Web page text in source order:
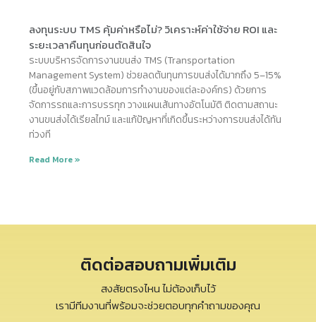
ลงทุนระบบ TMS คุ้มค่าหรือไม่? วิเคราะห์ค่าใช้จ่าย ROI และ
ระยะเวลาคืนทุนก่อนตัดสินใจ
ระบบบริหารจัดการงานขนส่ง TMS (Transportation
Management System) ช่วยลดต้นทุนการขนส่งได้มากถึง 5–15%
(ขึ้นอยู่กับสภาพแวดล้อมการทำงานของแต่ละองค์กร) ด้วยการ
จัดการรถและการบรรทุก วางแผนเส้นทางอัตโนมัติ ติดตามสถานะ
งานขนส่งได้เรียลไทม์ และแก้ปัญหาที่เกิดขึ้นระหว่างการขนส่งได้ทัน
ท่วงที
Read More »
ติดต่อสอบถามเพิ่มเติม
สงสัยตรงไหน ไม่ต้องเก็บไว้
เรามีทีมงานที่พร้อมจะช่วยตอบทุกคำถามของคุณ